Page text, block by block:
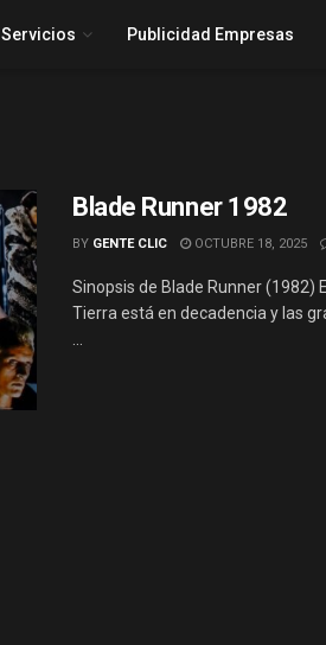
Servicios Publicidad Empresas
Blade Runner 1982
BY GENTE CLIC OCTUBRE 18, 2025
Sinopsis de Blade Runner (1982)
Tierra está en decadencia y las